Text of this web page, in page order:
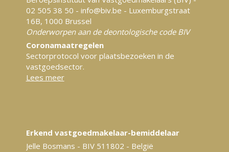
02 505 38 50 - info@biv.be - Luxemburgstraat
16B, 1000 Brussel
Onderworpen aan de deontologische code BIV
Coronamaatregelen
Sectorprotocol voor plaatsbezoeken in de
vastgoedsector.
Lees meer
Erkend vastgoedmakelaar-bemiddelaar
Jelle Bosmans - BIV 511802 - België